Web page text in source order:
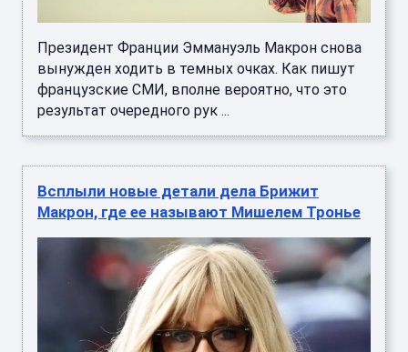
Президент Франции Эммануэль Макрон снова
вынужден ходить в темных очках. Как пишут
французские СМИ, вполне вероятно, что это
результат очередного рук ...
Всплыли новые детали дела Брижит
Макрон, где ее называют Мишелем Тронье